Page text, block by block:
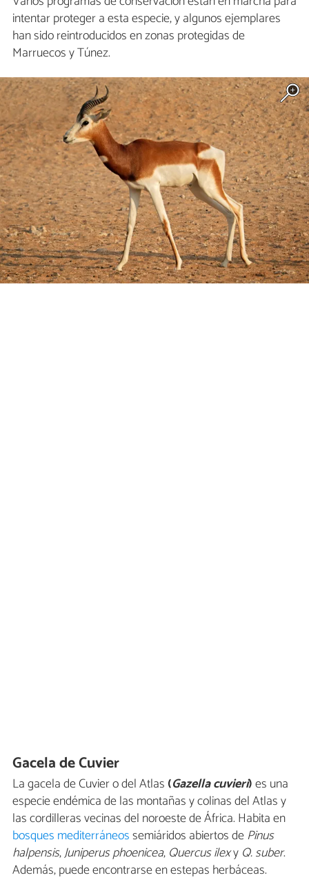
intentar proteger a esta especie, y algunos ejemplares
han sido reintroducidos en zonas protegidas de
Marruecos y Túnez.
Gacela de Cuvier
La gacela de Cuvier o del Atlas (Gazella cuvieri)es una
especie endémica de las montañas y colinas del Atlas y
las cordilleras vecinas del noroeste de África. Habita en
bosques mediterráneossemiáridos abiertos dePinus
halpensis,Juniperus phoenicea, Quercus ilexy Q. suber.
Además, puede encontrarse en estepas herbáceas.